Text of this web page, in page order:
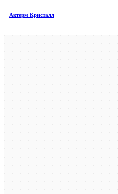
Актерм Кристалл